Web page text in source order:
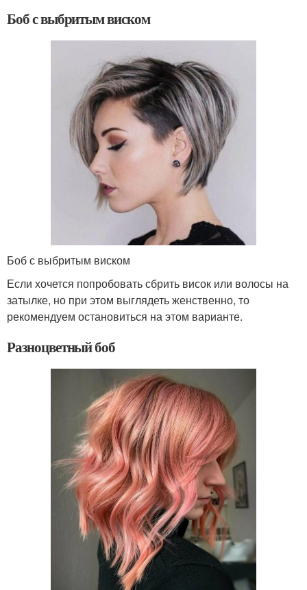
Боб с выбритым виском
Боб с выбритым виском
Если хочется попробовать сбрить висок или волосы на
затылке, но при этом выглядеть женственно, то
рекомендуем остановиться на этом варианте.
Разноцветный боб